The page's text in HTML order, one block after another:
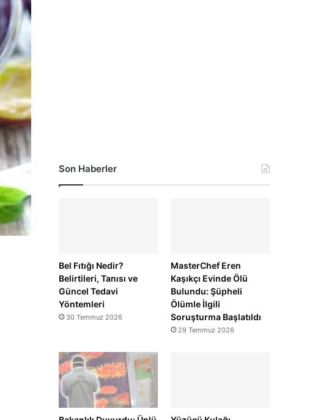
Son Haberler
Bel Fıtığı Nedir?
Belirtileri, Tanısı ve
Güncel Tedavi
Yöntemleri
30 Temmuz 2026
MasterChef Eren
Kaşıkçı Evinde Ölü
Bulundu: Şüpheli
Ölümle İlgili
Soruşturma Başlatıldı
29 Temmuz 2026